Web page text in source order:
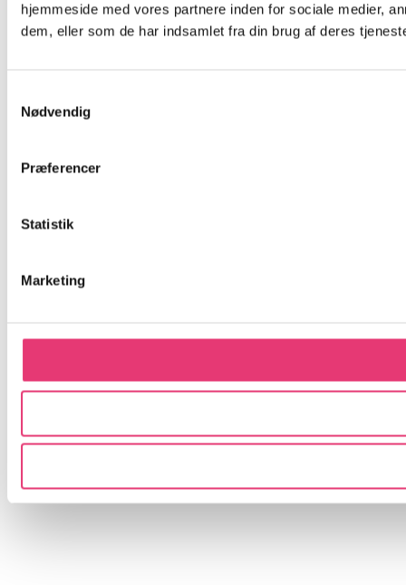
hjemmeside med vores partnere inden for sociale medier,
dem, eller som de har indsamlet fra din brug af deres
Nødvendig
Præferencer
Statistik
Marketing